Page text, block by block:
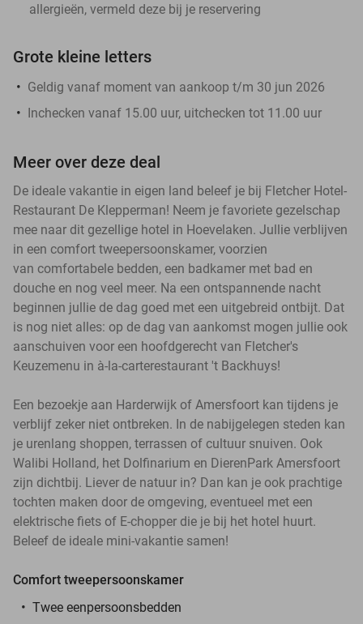
allergieën, vermeld deze bij je reservering
Grote kleine letters
Geldig vanaf moment van aankoop t/m 30 jun 2026
Inchecken vanaf 15.00 uur, uitchecken tot 11.00 uur
Meer over deze deal
De ideale vakantie in eigen land beleef je bij Fletcher Hotel-
Restaurant De Klepperman! Neem je favoriete gezelschap
mee naar dit gezellige hotel in Hoevelaken. Jullie verblijven
in een comfort tweepersoonskamer, voorzien
van comfortabele bedden, een badkamer met bad en
douche en nog veel meer. Na een ontspannende nacht
beginnen jullie de dag goed met een uitgebreid ontbijt. Dat
is nog niet alles: op de dag van aankomst mogen jullie ook
aanschuiven voor een hoofdgerecht van Fletcher's
Keuzemenu in à-la-carterestaurant 't Backhuys!
Een bezoekje aan Harderwijk of Amersfoort kan tijdens je
verblijf zeker niet ontbreken. In de nabijgelegen steden kan
je urenlang shoppen, terrassen of cultuur snuiven. Ook
Walibi Holland, het Dolfinarium en DierenPark Amersfoort
zijn dichtbij. Liever de natuur in? Dan kan je ook prachtige
tochten maken door de omgeving, eventueel met een
elektrische fiets of E-chopper die je bij het hotel huurt.
Beleef de ideale mini-vakantie samen!
Comfort tweepersoonskamer
Twee eenpersoonsbedden